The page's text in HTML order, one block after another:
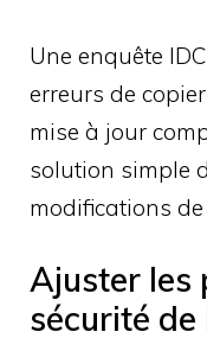
Une enquête
erreurs de
mise à jour
solution simple
modifications
Ajuster les
sécurité de